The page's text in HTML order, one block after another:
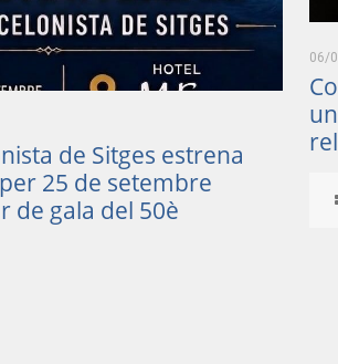
de Sitges estrena
25 de setembre
de gala del 50è
06/